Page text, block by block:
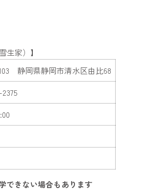
生家）】
静岡県静岡市清水区由比68
できない場合もあります